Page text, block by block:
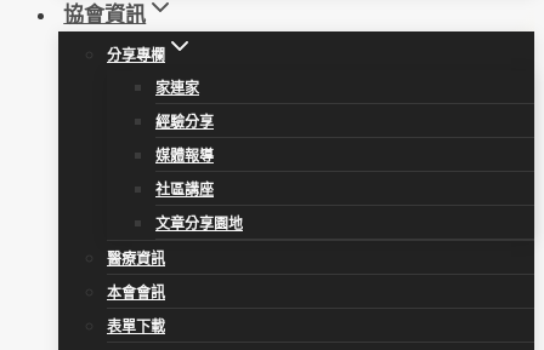
協會資訊
分享專欄
家連家
經驗分享
媒體報導
社區講座
文章分享園地
醫療資訊
本會會訊
表單下載